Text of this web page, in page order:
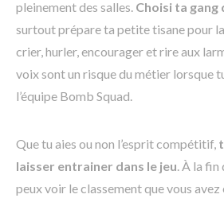
pleinement des salles. Choisi ta gang
surtout prépare ta petite tisane pour
crier, hurler, encourager et rire aux
voix sont un risque du métier lorsque
l’équipe Bomb Squad.
Que tu aies ou non l’esprit compétitif,
laisser entrainer dans le jeu. À la fin
peux voir le classement que vous